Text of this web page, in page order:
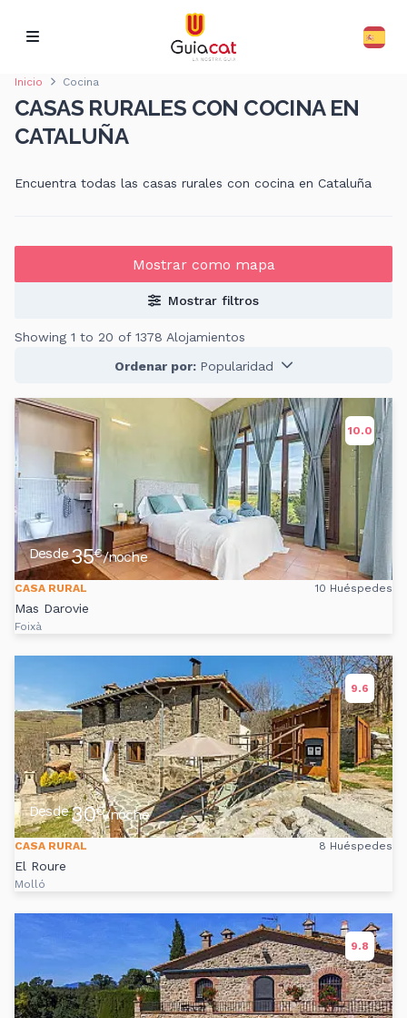
Inicio Cocina
CASAS RURALES CON COCINA EN
CATALUÑA
Encuentra todas las casas rurales con cocina en Cataluña
Mostrar como mapa
Mostrar filtros
Showing 1 to 20 of 1378 Alojamientos
Ordenar por: Popularidad
10.0
Desde35€/noche
CASA RURAL 10 Huéspedes
Mas Darovie
Foixà
9.6
Desde30€/noche
CASA RURAL 8 Huéspedes
El Roure
Molló
9.8